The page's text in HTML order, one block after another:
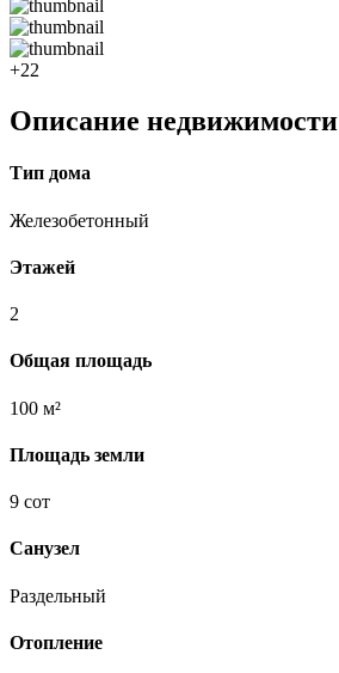
+22
Описание недвижимости
Тип дома
Железобетонный
Этажей
2
Общая площадь
100 м²
Площадь земли
9 сот
Санузел
Раздельный
Отопление